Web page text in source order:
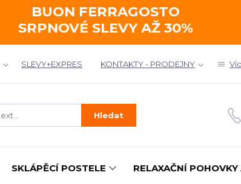
BUON FERRAGOSTO
SRPNOVÉ SLEVY AŽ 30%
SLEVY+EXPRES KONTAKTY - PRODEJNY
Hledat
SKLÁPĚCÍ POSTELE RELAXAČNÍ